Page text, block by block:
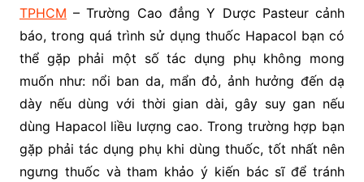
TPHCM – Trường Cao đẳng Y Dược Pasteur cảnh
báo, trong quá trình sử dụng thuốc Hapacol bạn có
thể gặp phải một số tác dụng phụ không mong
muốn như: nổi ban da, mẩn đỏ, ảnh hưởng đến dạ
dày nếu dùng với thời gian dài, gây suy gan nếu
dùng Hapacol liều lượng cao. Trong trường hợp bạn
gặp phải tác dụng phụ khi dùng thuốc, tốt nhất nên
ngưng thuốc và tham khảo ý kiến bác sĩ để tránh